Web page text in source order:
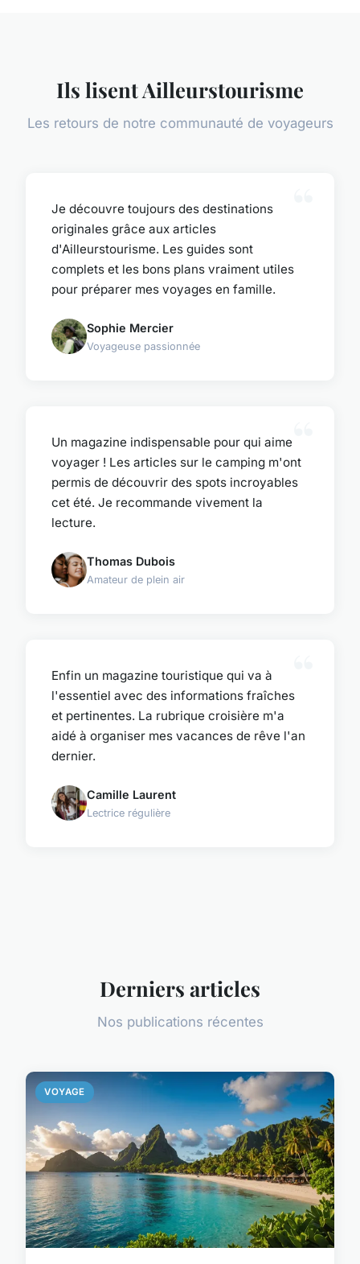
Ils lisent Ailleurstourisme
Les retours de notre communauté de voyageurs
Je découvre toujours des destinations
originales grâce aux articles
d'Ailleurstourisme. Les guides sont
complets et les bons plans vraiment utiles
pour préparer mes voyages en famille.
Sophie Mercier
Voyageuse passionnée
Un magazine indispensable pour qui aime
voyager ! Les articles sur le camping m'ont
permis de découvrir des spots incroyables
cet été. Je recommande vivement la
lecture.
Thomas Dubois
Amateur de plein air
Enfin un magazine touristique qui va à
l'essentiel avec des informations fraîches
et pertinentes. La rubrique croisière m'a
aidé à organiser mes vacances de rêve l'an
dernier.
Camille Laurent
Lectrice régulière
Derniers articles
Nos publications récentes
VOYAGE